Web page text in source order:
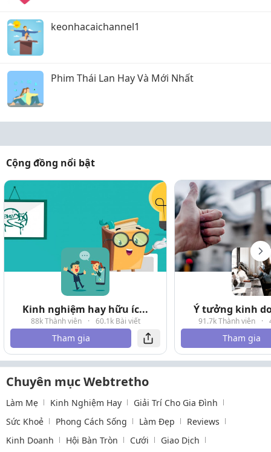
keonhacaichannel1
Phim Thái Lan Hay Và Mới Nhất
Cộng đồng nổi bật
Kinh nghiệm hay hữu íc...
88k Thành viên · 60.1k Bài viết
Tham gia
Ý tưởng kinh
91.7k Thành viên ·
Tham gia
Chuyên mục Webtretho
Làm Mẹ Kinh Nghiệm Hay
Giải Trí Cho Gia Đình
Sức Khoẻ
Phong Cách Sống Làm Đẹp
Reviews
Kinh Doanh
Hội Bàn Tròn Cưới Giao Dịch